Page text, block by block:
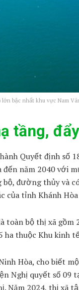
bậc nhất khu vực Nam
tầng,
Quyết định số
đến năm 2040 với
đường thủy và
của tỉnh Khánh
toàn bộ thị xã
thuộc Khu kinh
Hòa, cho
Nghị quyết số
Năm 2024, thị